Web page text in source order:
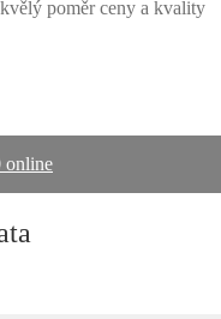
poměr ceny a kvality
online